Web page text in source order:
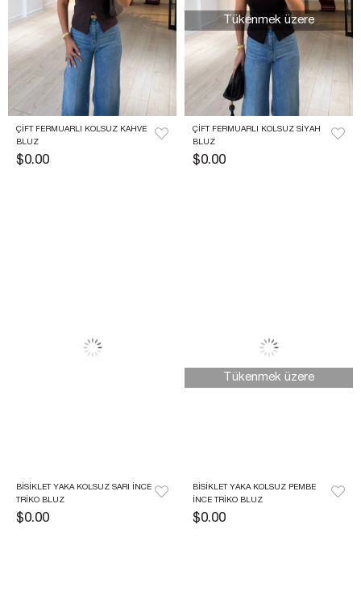
ÇIFT FERMUARLI KOLSUZ KAHVE
BLUZ
$0.00
ÇIFT FERMUARLI KOLSUZ SIYAH
BLUZ
$0.00
Tükenmek üzere
BISIKLET YAKA KOLSUZ SARI İNCE
TRIKO BLUZ
$0.00
BISIKLET YAKA KOLSUZ PEMBE
İNCE TRIKO BLUZ
$0.00
Tükenmek üzere